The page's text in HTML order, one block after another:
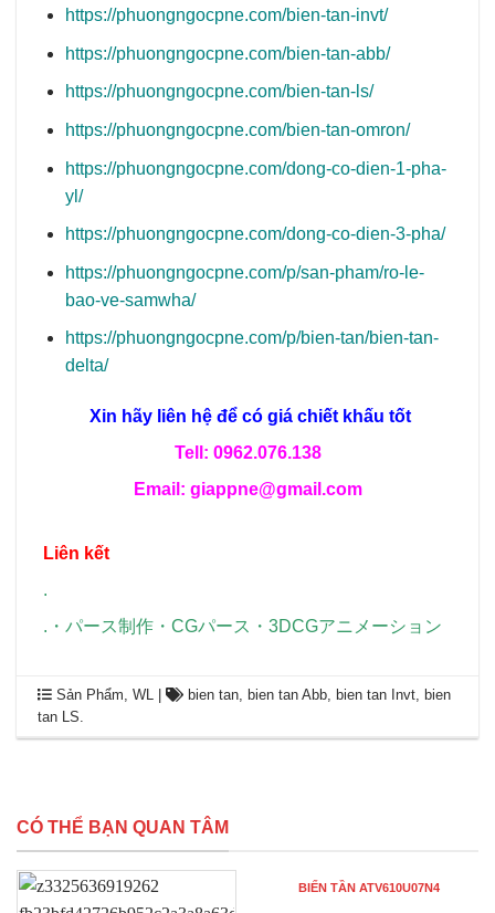
https://phuongngocpne.com/bien-tan-invt/
https://phuongngocpne.com/bien-tan-abb/
https://phuongngocpne.com/bien-tan-ls/
https://phuongngocpne.com/bien-tan-omron/
https://phuongngocpne.com/dong-co-dien-1-pha-
yl/
https://phuongngocpne.com/dong-co-dien-3-pha/
https://phuongngocpne.com/p/san-pham/ro-le-
bao-ve-samwha/
https://phuongngocpne.com/p/bien-tan/bien-tan-
delta/
Xin hãy liên hệ để có giá chiết khấu tốt
Tell: 0962.076.138
Email: giappne@gmail.com
Liên kết
.
. ・ パース制作 ・ CGパース ・ 3DCGアニメーション
Sản Phẩm ,WL | bien tan ,bien tan Abb ,bien tan Invt ,bien
tan LS
CÓ THỂ BẠN QUAN TÂM
BIẾN TẦN ATV610U07N4